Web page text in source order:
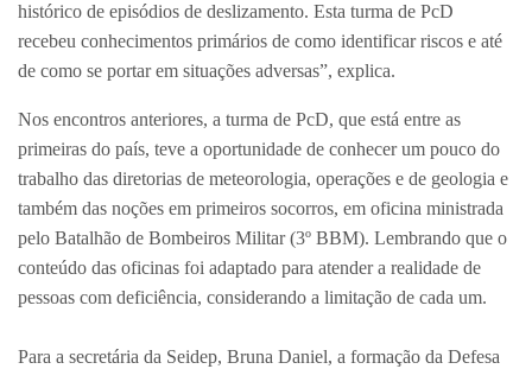
histórico de episódios de deslizamento. Esta turma de PcD
recebeu conhecimentos primários de como identificar riscos e até
de como se portar em situações adversas”, explica.
Nos encontros anteriores, a turma de PcD, que está entre as
primeiras do país, teve a oportunidade de conhecer um pouco do
trabalho das diretorias de meteorologia, operações e de geologia e
também das noções em primeiros socorros, em oficina ministrada
pelo Batalhão de Bombeiros Militar (3º BBM). Lembrando que o
conteúdo das oficinas foi adaptado para atender a realidade de
pessoas com deficiência, considerando a limitação de cada um.
Para a secretária da Seidep, Bruna Daniel, a formação da Defesa